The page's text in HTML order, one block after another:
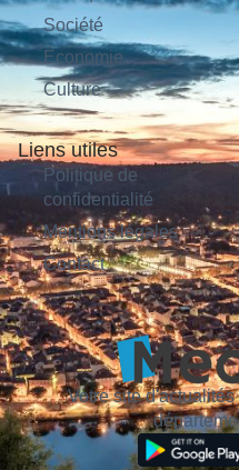
Société
Économie
Culture
Liens utiles
Politique de
confidentialité
Mentions légales
Contact
Votre site